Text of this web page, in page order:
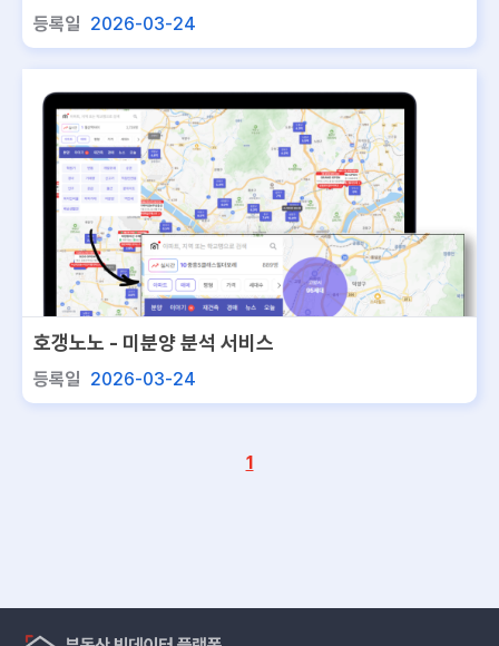
등록일 2026-03-24
호갱노노 - 미분양 분석 서비스
등록일 2026-03-24
1